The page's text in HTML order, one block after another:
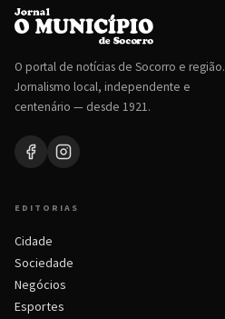
O portal de notícias de Socorro e região.
Jornalismo local, independente e
centenário — desde 1921.
EDITORIAS
Cidade
Sociedade
Negócios
Esportes